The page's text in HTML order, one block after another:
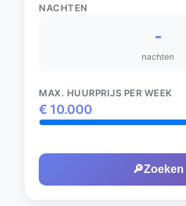
NACHTEN
-
nachten
MAX. HUURPRIJS PER WEEK
€ 10.000
🔎Zoeken